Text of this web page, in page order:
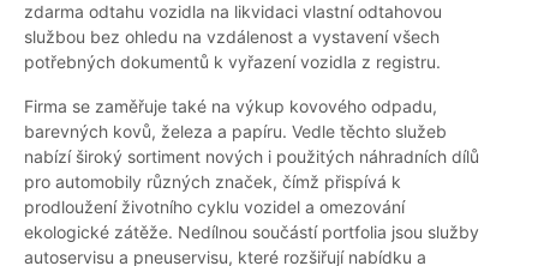
zdarma odtahu vozidla na likvidaci vlastní odtahovou
službou bez ohledu na vzdálenost a vystavení všech
potřebných dokumentů k vyřazení vozidla z registru.
Firma se zaměřuje také na výkup kovového odpadu,
barevných kovů, železa a papíru. Vedle těchto služeb
nabízí široký sortiment nových i použitých náhradních dílů
pro automobily různých značek, čímž přispívá k
prodloužení životního cyklu vozidel a omezování
ekologické zátěže. Nedílnou součástí portfolia jsou služby
autoservisu a pneuservisu, které rozšiřují nabídku a